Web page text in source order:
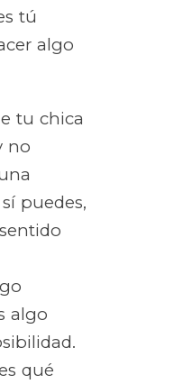
tú
algo
tu chica
no
puedes,
algo
qué